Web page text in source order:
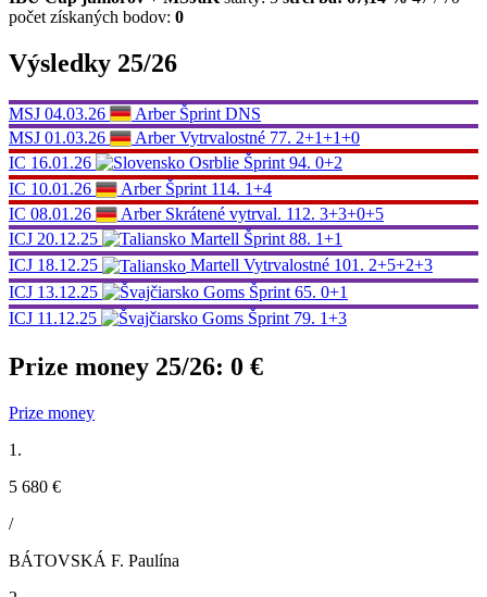
počet získaných bodov: 0
Výsledky 25/26
MSJ 04.03.26 Arber Šprint DNS
MSJ 01.03.26 Arber Vytrvalostné 77. 2+1+1+0
IC 16.01.26 Osrblie Šprint 94. 0+2
IC 10.01.26 Arber Šprint 114. 1+4
IC 08.01.26 Arber Skrátené vytrval. 112. 3+3+0+5
ICJ 20.12.25 Martell Šprint 88. 1+1
ICJ 18.12.25 Martell Vytrvalostné 101. 2+5+2+3
ICJ 13.12.25 Goms Šprint 65. 0+1
ICJ 11.12.25 Goms Šprint 79. 1+3
Prize money 25/26: 0 €
Prize money
1.
5 680 €
/
BÁTOVSKÁ F. Paulína